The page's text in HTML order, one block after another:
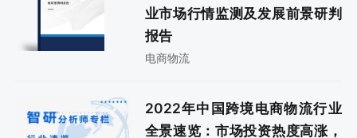
业市场行情监测及发展前景研判
报告
电商物流
2022年中国跨境电商物流行业
全景速览：市场投资热度高涨，